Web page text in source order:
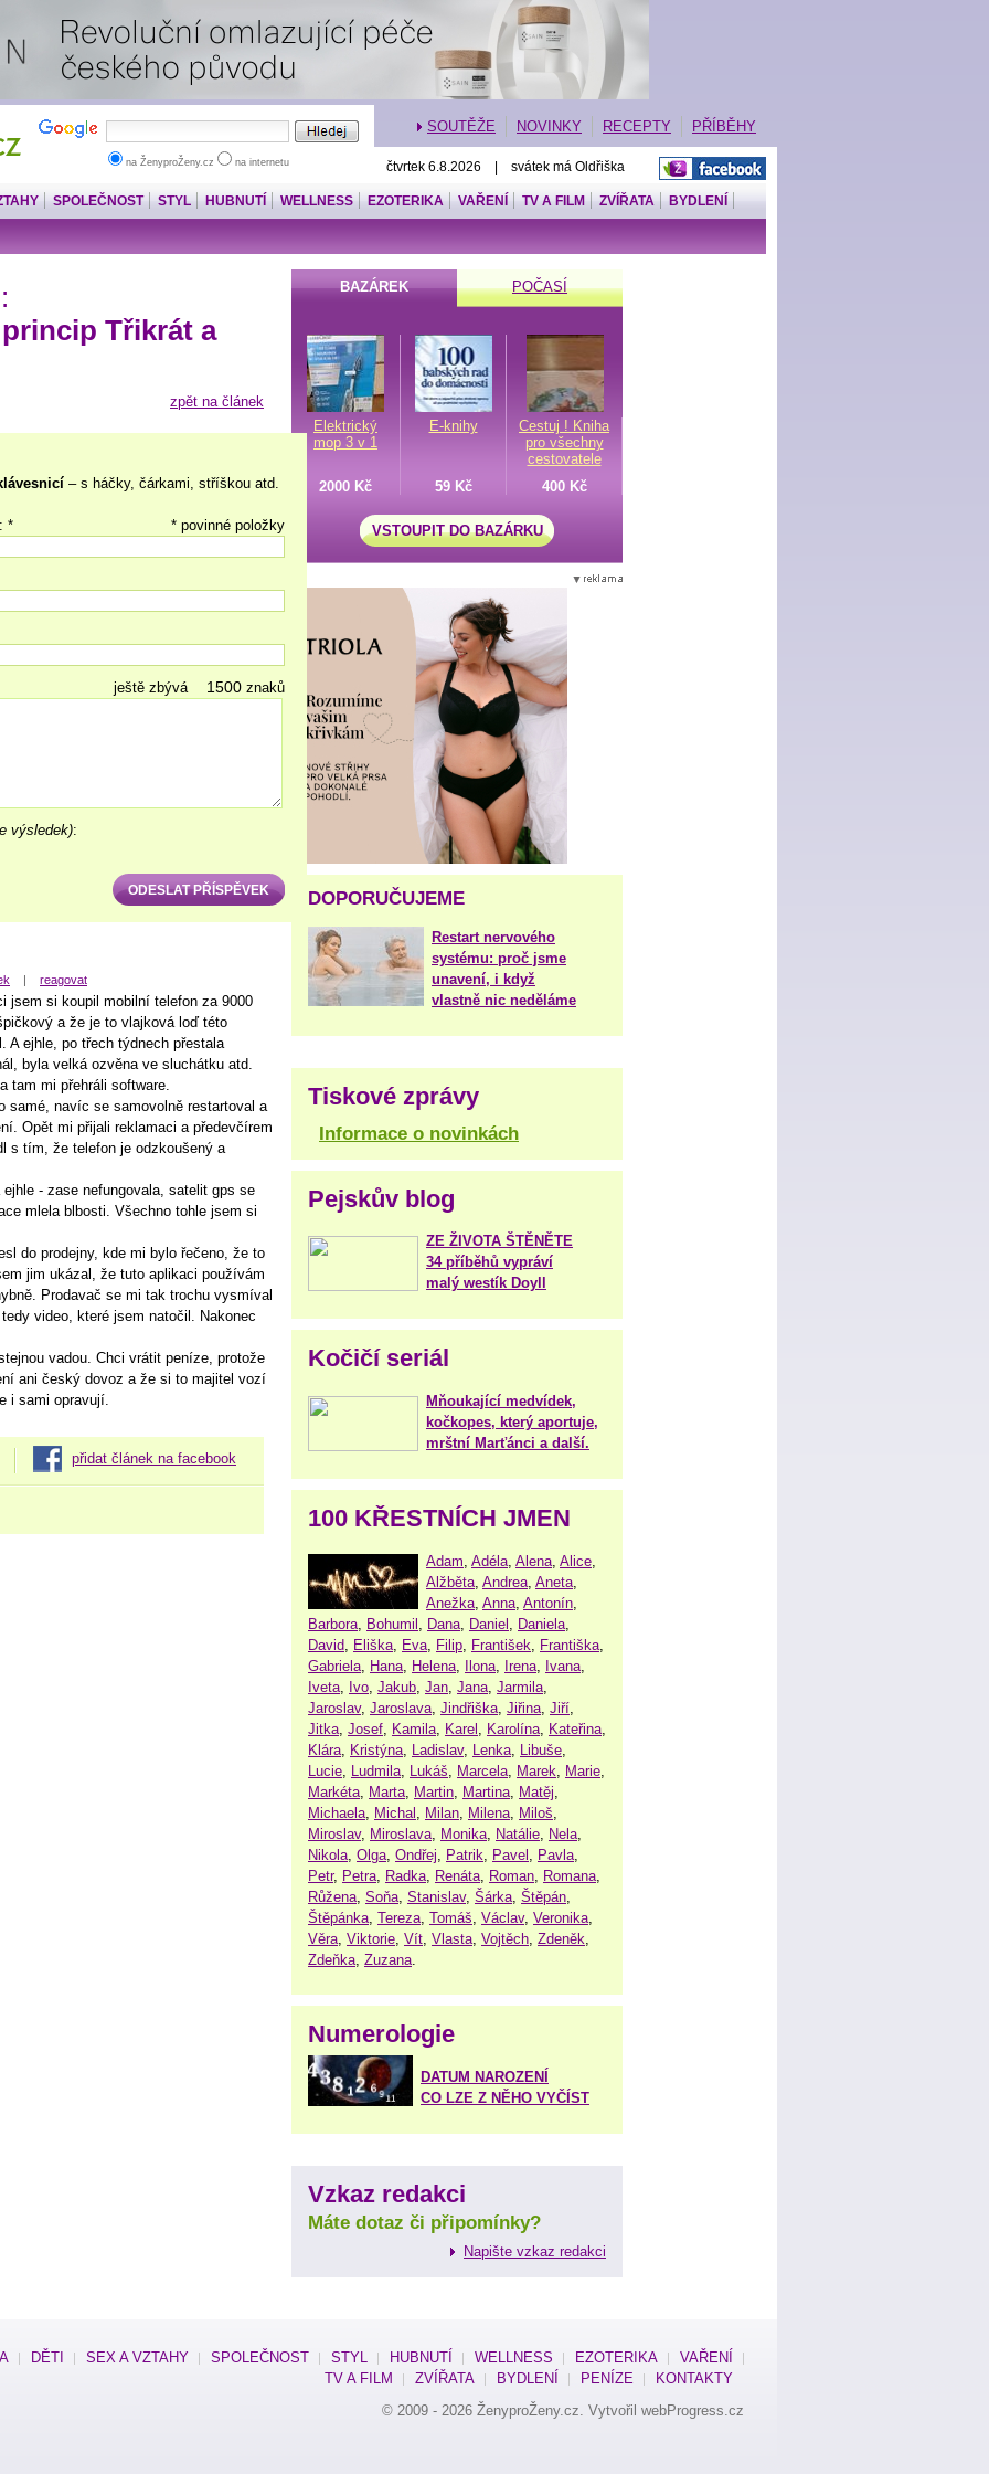
na ŽenyproŽeny.cz na internetu
SOUTĚŽE NOVINKY RECEPTY PŘÍBĚHY
čtvrtek 6.8.2026 | svátek má Oldřiška
SPOLEČNOST STYL HUBNUTÍ WELLNESS EZOTERIKA VAŘENÍ TV A FILM ZVÍŘATA BYDLENÍ
Třikrát a
zpět na článek
– s háčky, čárkami, stříškou atd.
* povinné položky
*
ještě zbývá znaků
výsledek):
| reagovat
jsem si koupil mobilní telefon za 9000
a že je to vlajková loď této
A ejhle, po třech týdnech přestala
byla velká ozvěna ve sluchátku atd.
tam mi přehráli software.
samé, navíc se samovolně restartoval a
Opět mi přijali reklamaci a předevčírem
s tím, že telefon je odzkoušený a
- zase nefungovala, satelit gps se
mlela blbosti. Všechno tohle jsem si
do prodejny, kde mi bylo řečeno, že to
jim ukázal, že tuto aplikaci používám
Prodavač se mi tak trochu vysmíval
video, které jsem natočil. Nakonec
vadou. Chci vrátit peníze, protože
ani český dovoz a že si to majitel vozí
i sami opravují.
přidat článek na facebook
BAZÁREK POČASÍ
Elektrický
mop 3 v 1
E-knihy
Cestuj ! Kniha
pro všechny
cestovatele
2000 Kč
59 Kč 400 Kč
VSTOUPIT DO BAZÁRKU
DOPORUČUJEME
Restart nervového
systému: proč jsme
unavení, i když
vlastně nic neděláme
Tiskové zprávy
Informace o novinkách
Pejskův blog
ZE ŽIVOTA ŠTĚNĚTE
34 příběhů vypráví
malý westík Doyll
Kočičí seriál
Mňoukající medvídek,
kočkopes, který aportuje,
mrštní Marťánci a další.
100 KŘESTNÍCH JMEN
Adam Adéla Alena Alice
Alžběta Andrea Aneta
Anežka Anna Antonín
Barbora Bohumil Dana Daniel Daniela
David Eliška Eva Filip František Františka
Gabriela Hana Helena Ilona Irena Ivana
Iveta Ivo Jakub Jan Jana Jarmila
Jaroslav, Jaroslava Jindřiška Jiřina Jiří
Jitka Josef Kamila Karel Karolína Kateřina
Klára Kristýna Ladislav, Lenka Libuše
Lucie Ludmila Lukáš Marcela Marek Marie
Markéta Marta Martin Martina Matěj
Michaela Michal Milan Milena Miloš
Miroslav, Miroslava Monika Natálie Nela
Nikola Olga Ondřej Patrik Pavel Pavla
Petr, Petra Radka Renáta Roman Romana
Růžena Soňa Stanislav, Šárka Štěpán
Štěpánka Tereza Tomáš Václav, Veronika
Věra Viktorie Vít Vlasta Vojtěch Zdeněk
Zdeňka Zuzana
Numerologie
DATUM NAROZENÍ
CO LZE Z NĚHO VYČÍST
Vzkaz redakci
Máte dotaz či připomínky?
Napište vzkaz redakci
DĚTI SEX A VZTAHY SPOLEČNOST STYL HUBNUTÍ WELLNESS EZOTERIKA
VAŘENÍ
TV A FILM
ZVÍŘATA BYDLENÍ PENÍZE
KONTAKTY
© 2009 - 2026 ŽenyproŽeny.cz . Vytvořil webProgress.cz